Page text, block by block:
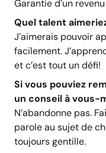
Garantie d’un
Quel talent
J’aimerais pouvoir
facilement.
et c’est tout un défi!
Si vous pouviez
un conseil à vous-
N’abandonne pas.
parole au sujet de
toujours gentille.